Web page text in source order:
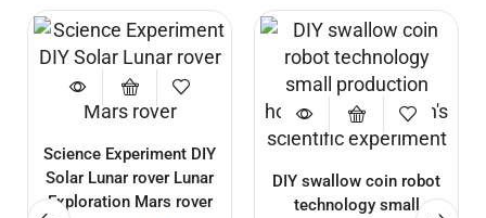
Science Experiment DIY
Solar Lunar rover Lunar
Exploration Mars rover
DIY swallow coin robot
technology small